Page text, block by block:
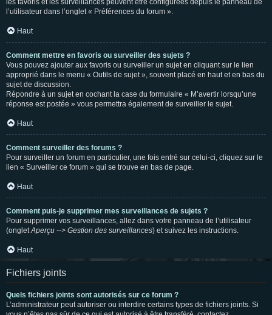
les favoris et les surveillances peuvent être configurées depuis le panneau de
l’utilisateur dans l’onglet « Préférences du forum ».
Haut
Comment mettre en favoris ou surveiller des sujets ?
Vous pouvez ajouter aux favoris ou surveiller un sujet en cliquant sur le lien
approprié dans le menu « Outils de sujet », souvent placé en haut et en bas du
sujet de discussion.
Répondre à un sujet en cochant la case du formulaire « M’avertir lorsqu’une
réponse est postée » vous permettra également de surveiller le sujet.
Haut
Comment surveiller des forums ?
Pour surveiller un forum en particulier, une fois entré sur celui-ci, cliquez sur le
lien « Surveiller ce forum » qui se trouve en bas de page.
Haut
Comment puis-je supprimer mes surveillances de sujets ?
Pour supprimer vos surveillances, allez dans votre panneau de l’utilisateur
(ongletAperçu --> Gestion des surveillances) et suivez les instructions.
Haut
Fichiers joints
Quels fichiers joints sont autorisés sur ce forum ?
L’administrateur peut autoriser ou interdire certains types de fichiers joints. Si